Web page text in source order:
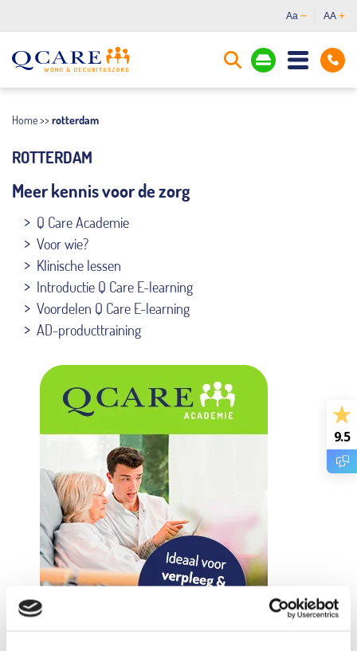
9.5
Aa AA
Home>> rotterdam
ROTTERDAM
Meer kennis voor de zorg
Q Care Academie
Voor wie?
Klinische lessen
Introductie Q Care E-learning
Voordelen Q Care E-learning
AD-producttraining